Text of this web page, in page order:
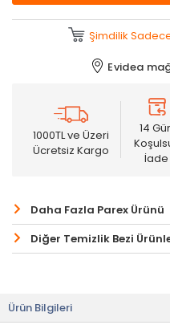
Şimdilik
Evidea
1000TL ve Üzeri
Ücretsiz Kargo
14
İade
Daha Fazla Parex Ürünü
Diğer Temizlik Bezi
Ürün Bilgileri